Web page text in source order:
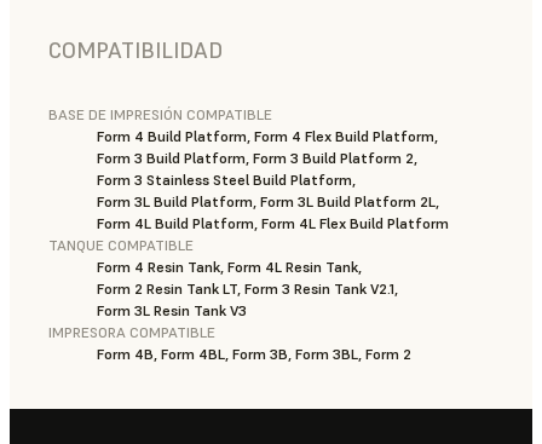
COMPATIBILIDAD
BASE DE IMPRESIÓN COMPATIBLE
Form 4 Build Platform, Form 4 Flex Build Platform,
Form 3 Build Platform, Form 3 Build Platform 2,
Form 3 Stainless Steel Build Platform,
Form 3L Build Platform, Form 3L Build Platform 2L,
Form 4L Build Platform, Form 4L Flex Build Platform
TANQUE COMPATIBLE
Form 4 Resin Tank, Form 4L Resin Tank,
Form 2 Resin Tank LT, Form 3 Resin Tank V2.1,
Form 3L Resin Tank V3
IMPRESORA COMPATIBLE
Form 4B, Form 4BL, Form 3B, Form 3BL, Form 2